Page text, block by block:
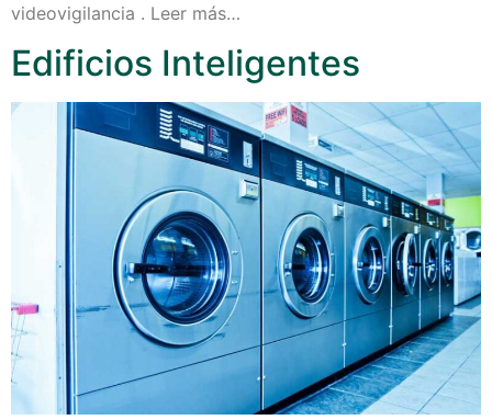
videovigilancia . Leer más…
Edificios Inteligentes